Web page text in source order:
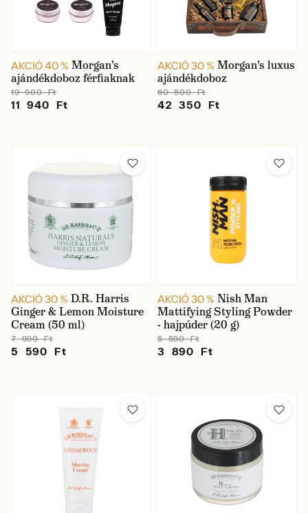
AKCIÓ 40 % Morgan's
ajándékdoboz férfiaknak
19 900 Ft
11 940 Ft
AKCIÓ 30 % Morgan’s luxus
ajándékdoboz
60 500 Ft
42 350 Ft
AKCIÓ 30 % D.R. Harris
Ginger & Lemon Moisture
Cream (50 ml)
7 990 Ft
5 590 Ft
AKCIÓ 30 % Nish Man
Mattifying Styling Powder
- hajpúder (20 g)
5 590 Ft
3 890 Ft